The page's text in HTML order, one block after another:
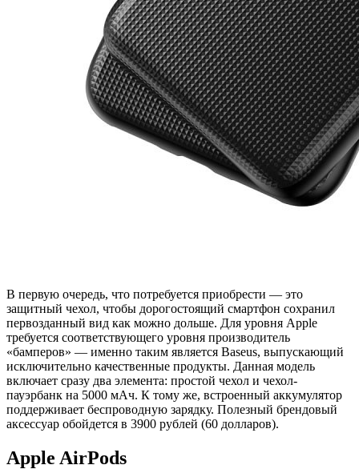
В первую очередь, что потребуется приобрести — это
защитный чехол, чтобы дорогостоящий смартфон сохранил
первозданный вид как можно дольше. Для уровня Apple
требуется соответствующего уровня производитель
«бамперов» — именно таким является Baseus, выпускающий
исключительно качественные продукты. Данная модель
включает сразу два элемента: простой чехол и чехол-
пауэрбанк на 5000 мАч. К тому же, встроенный аккумулятор
поддерживает беспроводную зарядку. Полезный брендовый
аксессуар обойдется в 3900 рублей (60 долларов).
Apple AirPods